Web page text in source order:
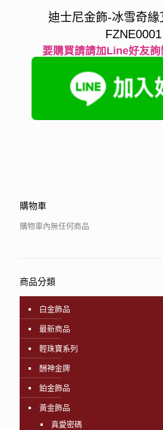
迪士尼金飾-冰雪奇緣
FZNE0001
要購買請請加Line好友
購物車
購物車內無任何商品
商品分類
白金飾品
最新商品
輕珠寶系列
酬神金牌
鉑金飾品
黃金飾品
真愛密碼